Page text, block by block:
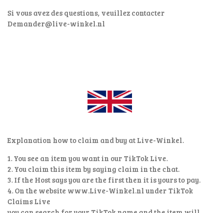
Si vous avez des questions, veuillez contacter
Demander@live-winkel.nl
Explanation how to claim and buy at Live-Winkel.
1. You see an item you want in our TikTok Live.
2. You claim this item by saying claim in the chat.
3. If the Host says you are the first then it is yours to pay.
4. On the website www.Live-Winkel.nl under TikTok
Claims Live